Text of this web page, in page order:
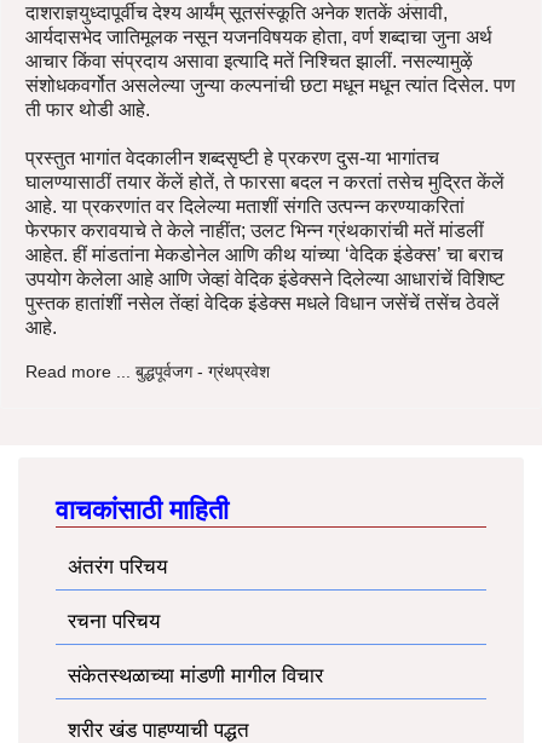
दाशराज्ञयुध्दापूर्वीच देश्य आर्यंम् सूतसंस्कूति अनेक शतकें अंसावी,
आर्यदासभेद जातिमूलक नसून यजनविषयक होता, वर्ण शब्दाचा जुना अर्थ
आचार किंवा संप्रदाय असावा इत्यादि मतें निश्चित झालीं. नसल्यामुऴें
संशोधकवर्गोत असलेल्या जुन्या कल्पनांची छटा मधून मधून त्यांत दिसेल. पण
ती फार थोडी आहे.
प्रस्तुत भागांत वेदकालीन शब्दसृष्टी हे प्रकरण दुस-या भागांतच
घालण्यासाठीं तयार केंलें होतें, ते फारसा बदल न करतां तसेच मुद्रित केंलें
आहे. या प्रकरणांत वर दिलेल्या मताशीं संगति उत्पन्न करण्याकरितां
फेरफार करावयाचे ते केले नाहींत; उलट भिन्न ग्रंथकारांची मतें मांडलीं
आहेत. हीं मांडतांना मेकडोनेल आणि कीथ यांच्या ‘वेदिक इंडेक्स’ चा बराच
उपयोग केलेला आहे आणि जेव्हां वेदिक इंडेक्सने दिलेल्या आधारांचें विशिष्ट
पुस्तक हातांशीं नसेल तेंव्हां वेदिक इंडेक्स मधले विधान जसेंचें तसेंच ठेवलें
आहे.
Read more ... बुद्धपूर्वजग - ग्रंथप्रवेश
वाचकांसाठी माहिती
अंतरंग परिचय
रचना परिचय
संकेतस्थळाच्या मांडणी मागील विचार
शरीर खंड पाहण्याची पद्धत